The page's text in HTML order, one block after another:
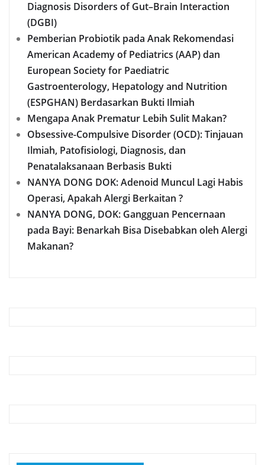
Diagnosis Disorders of Gut–Brain Interaction
(DGBI)
Pemberian Probiotik pada Anak Rekomendasi
American Academy of Pediatrics (AAP) dan
European Society for Paediatric
Gastroenterology, Hepatology and Nutrition
(ESPGHAN) Berdasarkan Bukti Ilmiah
Mengapa Anak Prematur Lebih Sulit Makan?
Obsessive-Compulsive Disorder (OCD): Tinjauan
Ilmiah, Patofisiologi, Diagnosis, dan
Penatalaksanaan Berbasis Bukti
NANYA DONG DOK: Adenoid Muncul Lagi Habis
Operasi, Apakah Alergi Berkaitan ?
NANYA DONG, DOK: Gangguan Pencernaan
pada Bayi: Benarkah Bisa Disebabkan oleh Alergi
Makanan?